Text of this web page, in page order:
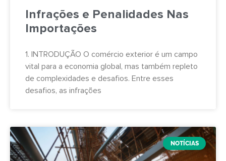
Infrações e Penalidades Nas
Importações
1. INTRODUÇÃO O comércio exterior é um campo
vital para a economia global, mas também repleto
de complexidades e desafios. Entre esses
desafios, as infrações
NOTÍCIAS